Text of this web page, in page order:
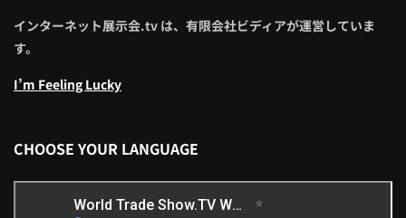
インターネット展示会.tv は、有限会社ビディアが運営していま
す。
I’m Feeling Lucky
CHOOSE YOUR LANGUAGE